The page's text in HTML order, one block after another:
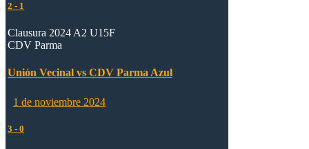
2 - 1
Clausura 2024 A2 U15F
CDV Parma
Unión Vecinal vs CDV Parma Azul
1 de noviembre 2024
3 - 0